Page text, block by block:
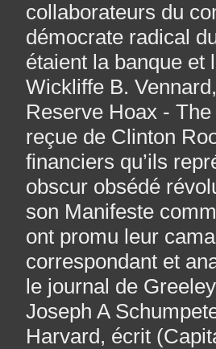
collaborateurs du
démocrate radical
étaient la banque et
Wickliffe B.
Reserve Hoax -
reçue de Clinton
financiers qu’ils
obscur obsédé
son Manifeste
ont promu leur
correspondant et
le journal de
Joseph A
Harvard, écrit